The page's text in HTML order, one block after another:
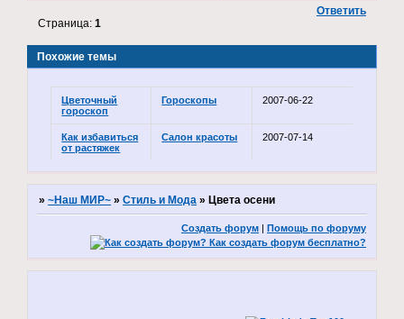
Ответить
Страница:1
Похожие темы
Цветочный
гороскоп
Гороскопы 2007-06-22
Как избавиться
от растяжек
Салон красоты 2007-07-14
»~Наш МИР~ »Стиль и Мода » Цвета осени
Создать форум Помощь по форуму